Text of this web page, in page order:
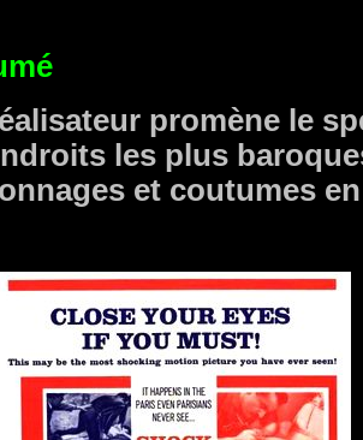
promène le
les plus
et coutumes